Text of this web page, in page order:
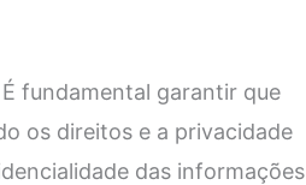
fundamental garantir que
os direitos e a privacidade
das informações